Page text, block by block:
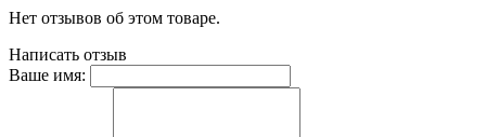
Нет отзывов об этом товаре.
Написать отзыв
Ваше имя: